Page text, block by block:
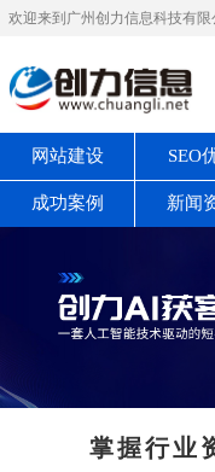
欢迎来到广州创力信息科技有限
网站建设 SEO
成功案例 新闻
掌握行业